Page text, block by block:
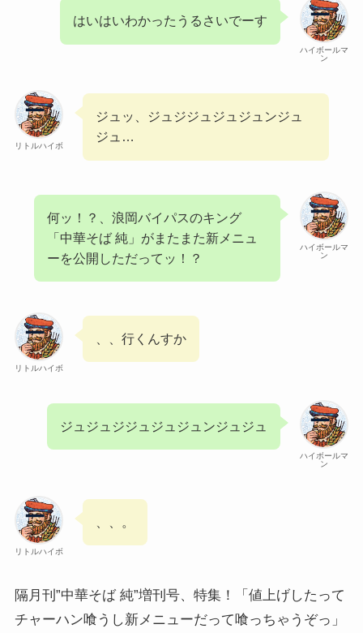
ハイボールマ
ン
はいはいわかったうるさいでーす
リトルハイボ
ジュッ、ジュジジュジュジュンジュ
ジュ…
ハイボールマ
ン
何ッ！？、浪岡バイパスのキング
「中華そば 純」がまたまた新メニュ
ーを公開しただってッ！？
リトルハイボ
、、行くんすか
ハイボールマ
ン
ジュジュジジュジュジュンジュジュ
リトルハイボ
、、。
隔月刊”中華そば 純”増刊号、特集！「値上げしたって
チャーハン喰うし新メニューだって喰っちゃうぞっ」